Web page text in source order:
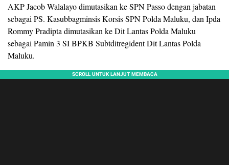
AKP Jacob Walalayo dimutasikan ke SPN Passo dengan jabatan
sebagai PS. Kasubbagminsis Korsis SPN Polda Maluku, dan Ipda
Rommy Pradipta dimutasikan ke Dit Lantas Polda Maluku
sebagai Pamin 3 SI BPKB Subtditregident Dit Lantas Polda
Maluku.